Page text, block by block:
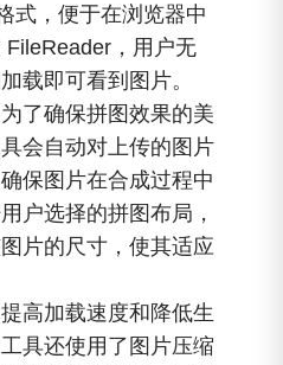
式，便于在浏览器中
，用户无
载即可看到图片。
为了确保拼图效果的美
会自动对上传的图片
保图片在合成过程中
户选择的拼图布局，
片的尺寸，使其适应
提高加载速度和降低生
具还使用了图片压缩